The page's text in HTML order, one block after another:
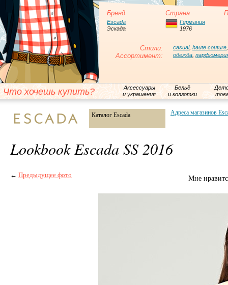
Бренд Страна
Escada
Эскада
Германия
1976
Стили: casual, haute couture
Ассортимент: одежда
Что хочешь купить?
Аксессуары
и украшения
Бельё
и колготки
Каталог Escada Адреса магазинов
Lookbook Escada SS 2016
← Предыдущее фото Мне